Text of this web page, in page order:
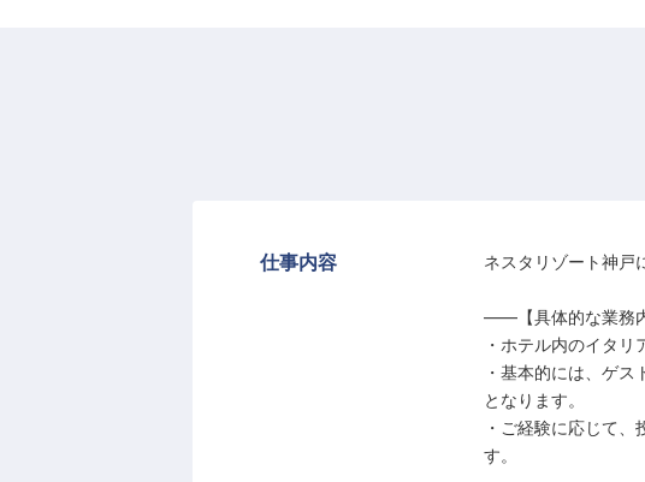
仕事内容 ネスタリゾート神戸
――【具体的な業務
・ホテル内のイタ
・基本的には、ゲ
となります。
・ご経験に応じて
す。